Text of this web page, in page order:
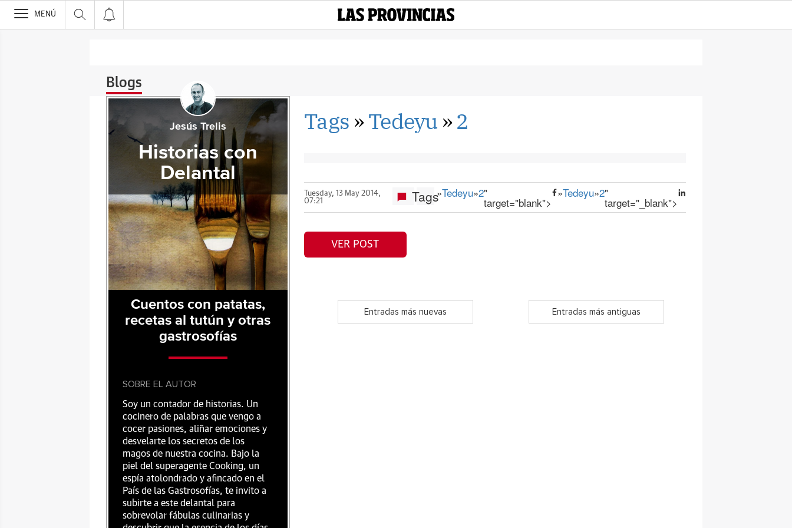
>
MENÚ
Blogs
Tags »Tedeyu »2
Tuesday, 13 May 2014,
07:21
Tags»Tedeyu»2"
target="blank">
»Tedeyu»2"
target="_blank">
VER POST
Entradas más nuevas Entradas más antiguas
Jesús Trelis
Historias con
Delantal
Cuentos con patatas,
recetas al tutún y otras
gastrosofías
SOBRE EL AUTOR
Soy un contador de historias. Un
cocinero de palabras que vengo a
cocer pasiones, aliñar emociones y
desvelarte los secretos de los
magos de nuestra cocina. Bajo la
piel del superagente Cooking, un
espía atolondrado y afincado en el
País de las Gastrosofías, te invito a
subirte a este delantal para
sobrevolar fábulas culinarias y